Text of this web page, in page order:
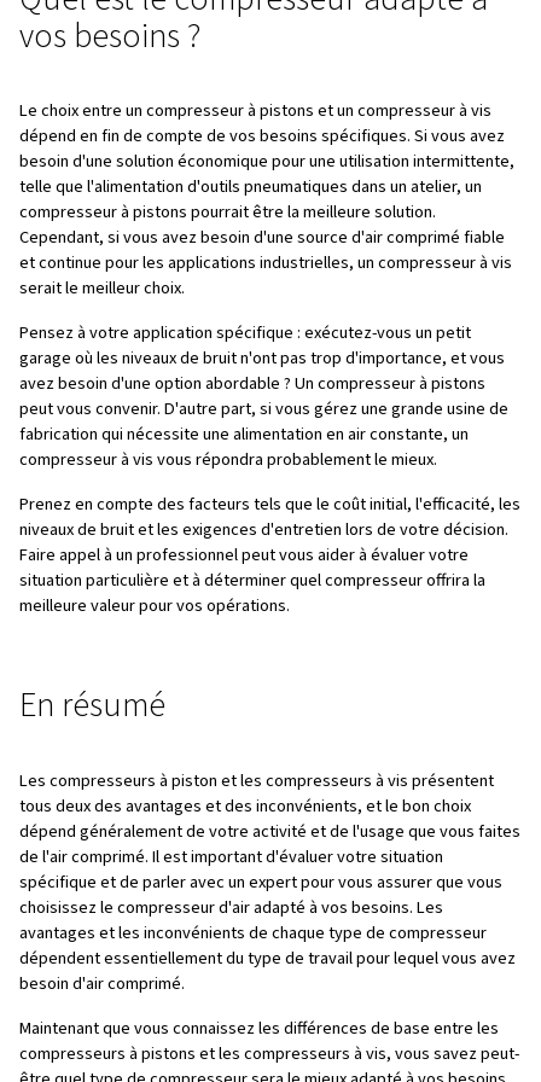
qui permet d'optimiser l'utilisation d'énergie.
sont équipés de fonctionnalités telles que la
distance et des systèmes de contrôle avancés. Ces
fonctionnalités vous permettent de garder un œil sur
performances et d'apporter des ajustements si
vous aide à gérer vos opérations plus efficacement.
Inconvénients :
Coûts initiaux plus élevés :le coût initial d'un
compresseur à pistons. C'est un élément à prendre
votre budget est limité, bien que l'efficacité et la
souvent le coût à long terme.
soient efficaces, leur entretien peut être plus
connaissances spécialisées, ce qui peut entraîner
d'entretien plus élevés, en particulier pour des
complexes.
Tableau de comparaison
-:compresseurs à pistons ou